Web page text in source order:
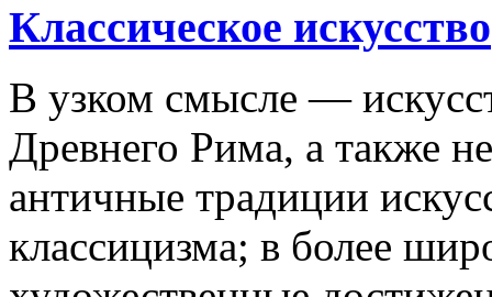
Классическое искусство
В узком смысле —
Древнего Рима, а также
античные традиции
классицизма; в более